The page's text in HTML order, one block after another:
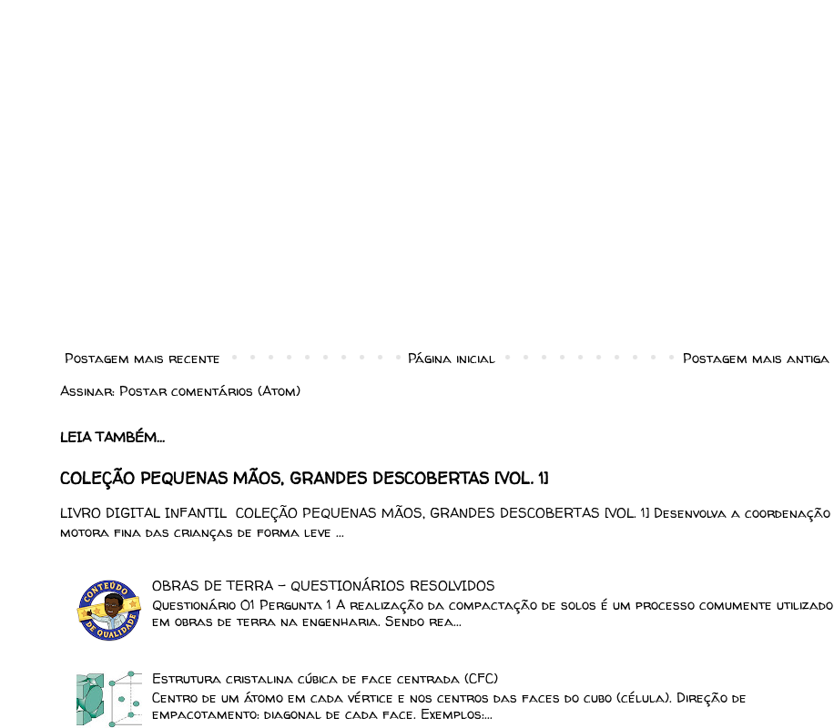
Postagem mais recente Postagem mais antiga
Página inicial
Assinar: Postar comentários (Atom)
LEIA TAMBÉM...
COLEÇÃO PEQUENAS MÃOS, GRANDES DESCOBERTAS [VOL. 1]
LIVRO DIGITAL INFANTIL COLEÇÃO PEQUENAS MÃOS, GRANDES DESCOBERTAS [VOL. 1] Desenvolva a coordenação
motora fina das crianças de forma leve ...
OBRAS DE TERRA - QUESTIONÁRIOS RESOLVIDOS
Questionário 01 Pergunta 1 A realização da compactação de solos é um processo comumente utilizado
em obras de terra na engenharia. Sendo rea...
Estrutura cristalina cúbica de face centrada (CFC)
Centro de um átomo em cada vértice e nos centros das faces do cubo (célula). Direção de
empacotamento: diagonal de cada face. Exemplos:...